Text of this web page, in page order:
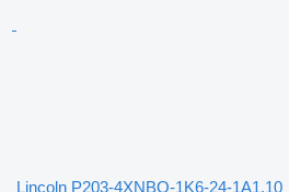
Lincoln P203-4XNBO-1K6-24-1A1.10